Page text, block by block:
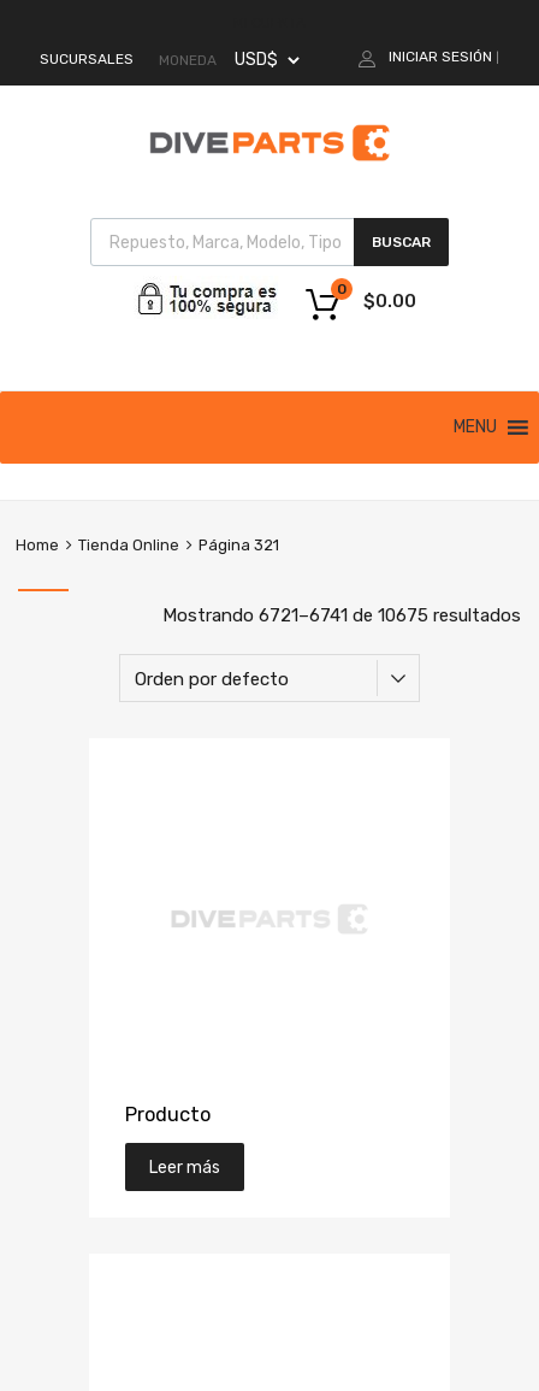
SUCURSALES MONEDA INICIAR SESIÓN
BUSCAR
$0.00
0
MENU
Home Tienda Online Página 321
Mostrando 6721–6741 de 10675 resultados
Producto
Leer más